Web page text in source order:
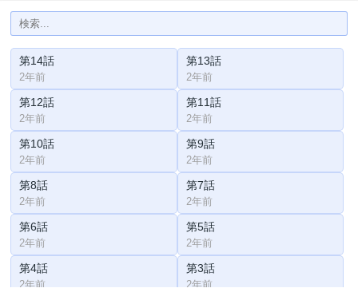
第14話
2年前
第13話
2年前
第12話
2年前
第11話
2年前
第10話
2年前
第9話
2年前
第8話
2年前
第7話
2年前
第6話
2年前
第5話
2年前
第4話
2年前
第3話
2年前